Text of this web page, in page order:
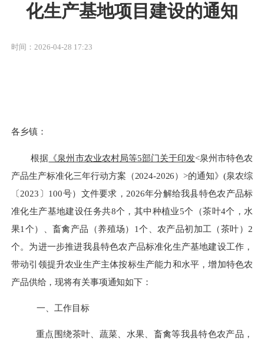
化生产基地项目建设的通知
时间：2026-04-28 17:23
各乡镇：
根据 《泉州市农业农村局等5部门关于印发<泉州市特色农
产品生产标准化三年行动方案（2024-2026）>的通知》(泉农综
〔2023 〕 100号） 文件要求 ， 2026年分解给我县特色农产品标
准化生产基地建设任务共8个，其中种植业5个 （茶叶4个，水
果1个） 、畜禽产品（养殖场） 1个、农产品初加工（茶叶）2
个。 为进一步推进我县特色农产品标准化生产基地建设工作，
带动引领提升农业生产主体按标生产能力和水平，增加特色农
产品供给，现将有关事项通知如下：
一、 工作目标
重点围绕茶叶、蔬菜、水果、畜禽等我县特色农产品，